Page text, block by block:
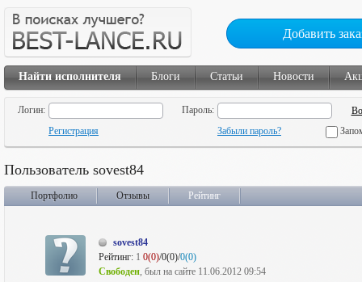
Добавить
Найти исполнителя Блоги Статьи Новости
Логин:
Пароль:
Регистрация
Забыли пароль?
Пользователь sovest84
Портфолио Отзывы Рейтинг
sovest84
Рейтинг: 1 0(0)/0(0)/0(0)
Свободен, был на сайте 11.06.2012 09:54